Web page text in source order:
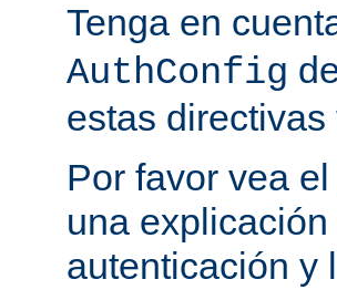
Tenga en
AuthConfig
estas
Por favor vea el
una
autenticación y